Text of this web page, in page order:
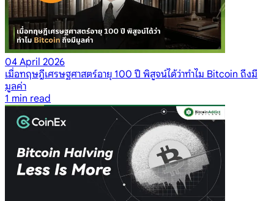
04 April 2026
เมื่อทฤษฎีเศรษฐศาสตร์อายุ 100 ปี พิสูจน์ได้ว่าทำไม Bitcoin ถึงมี
มูลค่า
1 min read